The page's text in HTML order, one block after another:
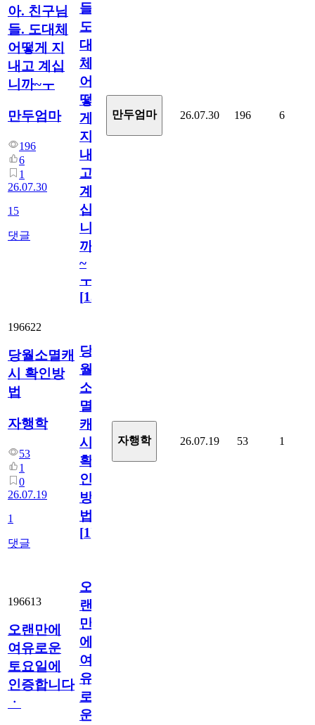
아. 친구님
들. 도대체
어떻게 지
내고 계십
니까~ㅜ
만두엄마
196
6
1
26.07.30
15
댓글
들.
도
대
체
어
떻
게
지
내
고
계
십
니
까
~
ㅜ
[15
만두엄마 26.07.30 196 6
196622
당월소멸캐
시 확인방
법
자행학
53
1
0
26.07.19
1
댓글
당
월
소
멸
캐
시
확
인
방
법
[1]
자행학 26.07.19 53 1
196613
오랜만에
여유로운
토요일에
인증합니다
ㆍ
오
랜
만
에
여
유
로
운